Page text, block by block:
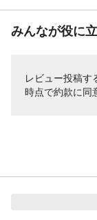
みんなが役に
レビュー投稿す
時点で約款に同